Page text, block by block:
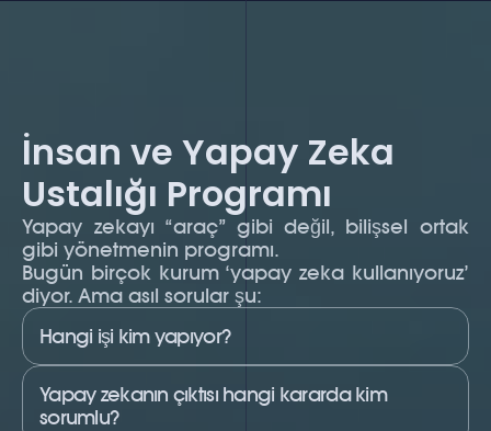
İnsan ve Yapay Zeka
Ustalığı Programı
Yapay zekayı “araç” gibi değil, bilişsel ortak
gibi yönetmenin programı.
Bugün birçok kurum ‘yapay zeka kullanıyoruz’
diyor. Ama asıl sorular şu:
Hangi işi kim yapıyor?
Yapay zekanın çıktısı hangi kararda kim
sorumlu?